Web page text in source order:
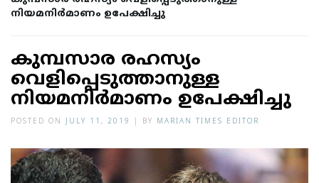
നിയമനിര്‍മാണം ഉപേക്ഷിച്ചു
കുമ്പസാര രഹസ്യം
വെളിപ്പെടുത്താനുള്ള
നിയമനിര്‍മാണം ഉപേക്ഷിച്ചു
POSTED ON JULY 11, 2019 BY MARIAN TIMES EDITOR